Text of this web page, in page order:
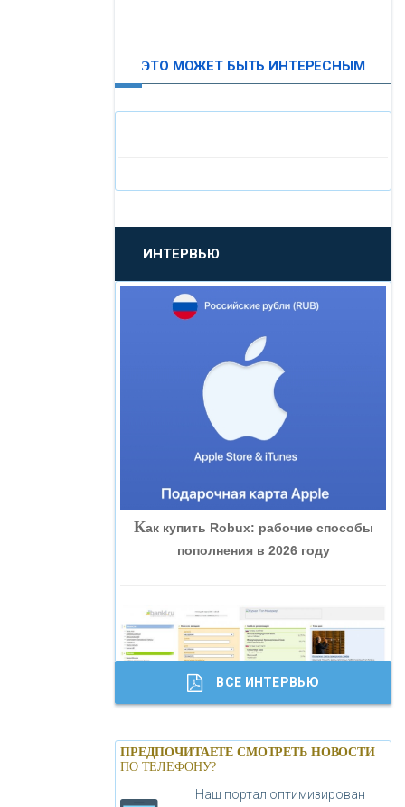
«ПРОМСВЯЗЬБАНК»
«НОВИКОМБАНК»
«СМП БАНК»
«ВНЕШПРОМБАНК»
«БАНК ГЛОБЭКС»
«ТРАСТ»
«ГАЗПРОМБАНК»
«МОСКОВСКИЙ КРЕДИТНЫЙ
БАНК»
ЭТО МОЖЕТ БЫТЬ ИНТЕРЕСНЫМ
ИНТЕРВЬЮ
Как купить Robux: рабочие способы
пополнения в 2026 году
Банки.ру обновил логотип впервые за
19 лет - «Лента новостей»
ВСЕ ИНТЕРВЬЮ
ПРЕДПОЧИТАЕТЕ СМОТРЕТЬ НОВОСТИ
ПО ТЕЛЕФОНУ?
Наш портал оптимизирован